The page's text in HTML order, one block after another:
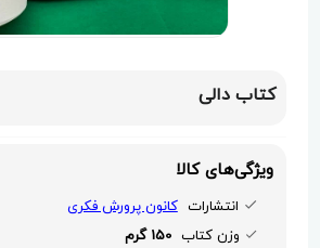
کتاب دالی
ویژگی‌های کالا
انتشارات کانون پرورش فکری
وزن کتاب 150 گرم